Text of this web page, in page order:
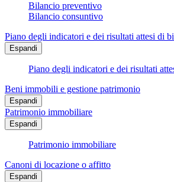
Bilancio preventivo
Bilancio consuntivo
Piano degli indicatori e dei risultati attesi di
Espandi
Piano degli indicatori e dei risultati
Beni immobili e gestione patrimonio
Espandi
Patrimonio immobiliare
Espandi
Patrimonio immobiliare
Canoni di locazione o affitto
Espandi